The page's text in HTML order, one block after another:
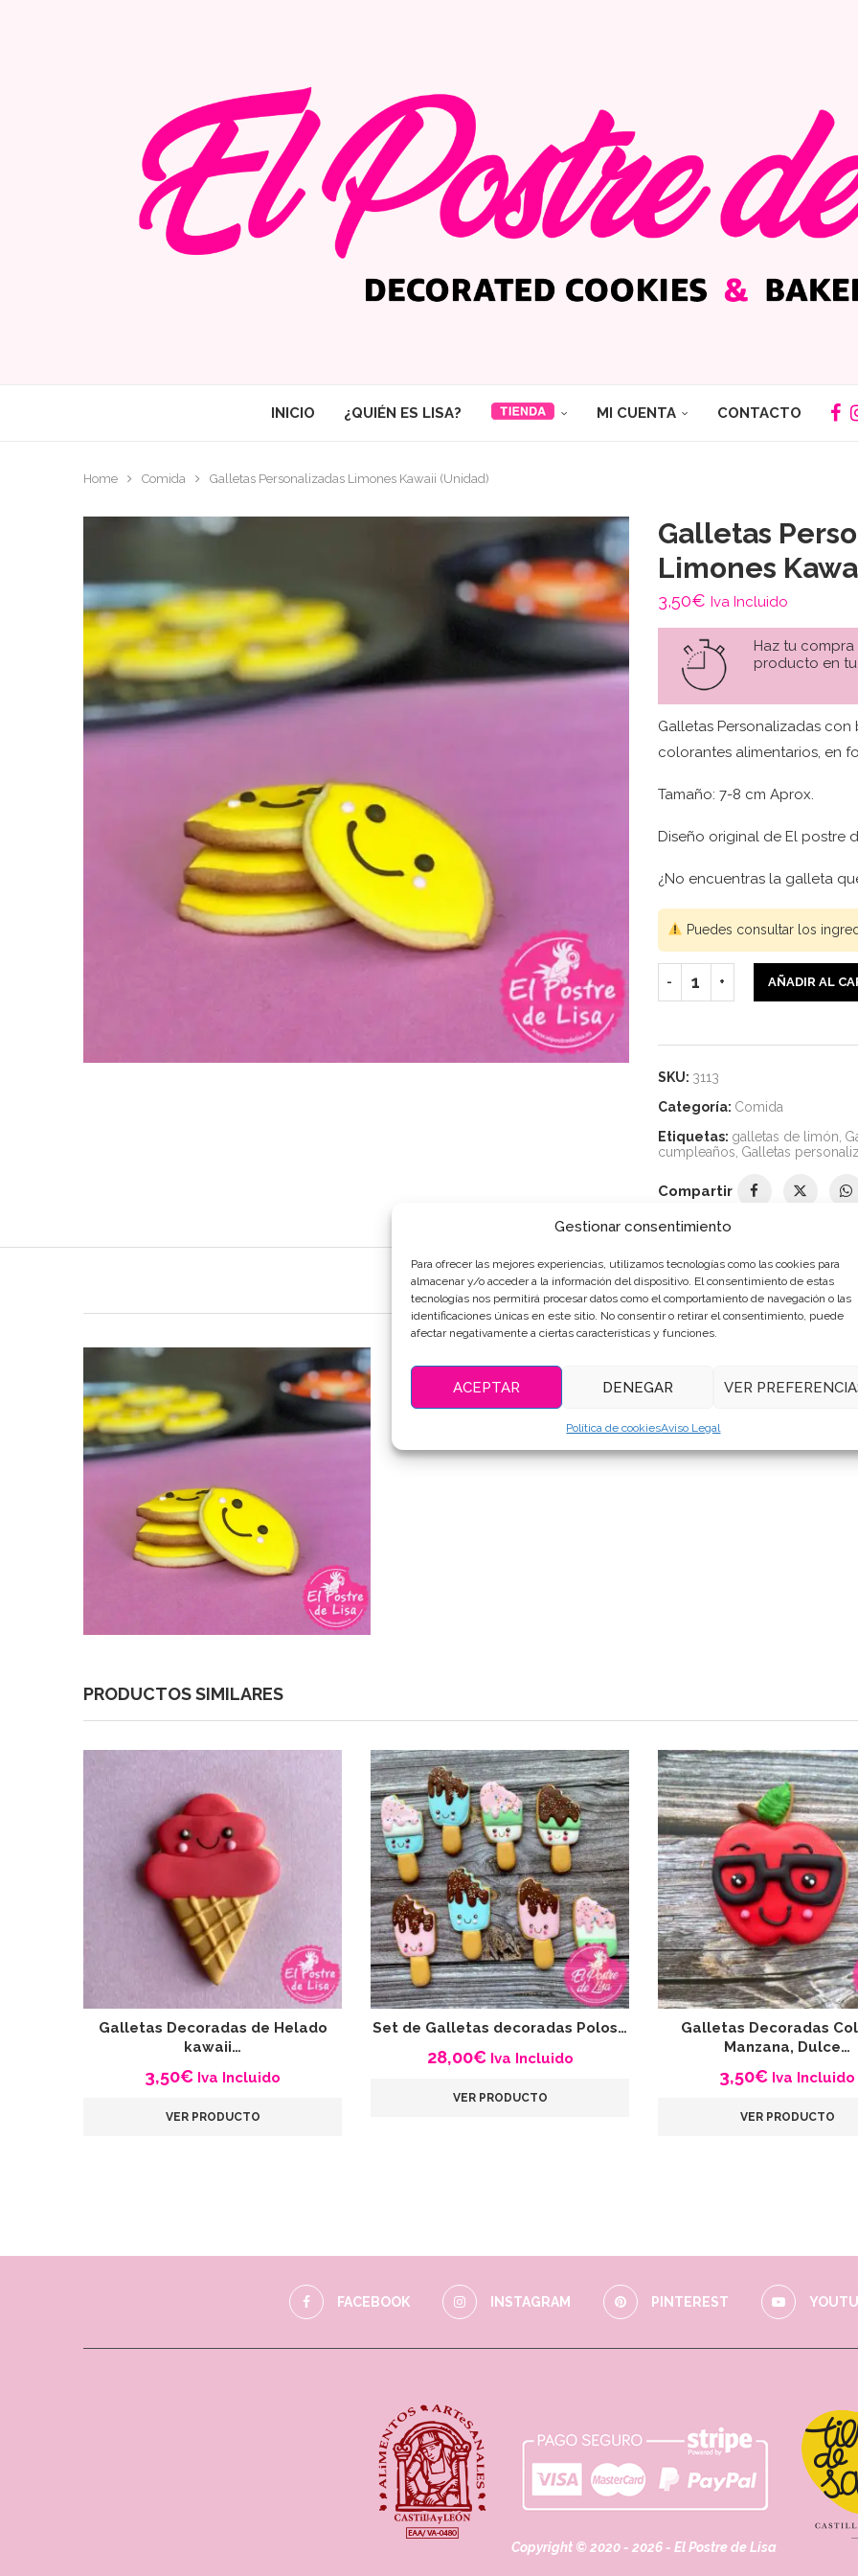
Gestionar consentimiento
Para ofrecer las mejores experiencias, utilizamos tecnologías como las cookies para
almacenar y/o acceder a la información del dispositivo. El consentimiento de estas
tecnologías nos permitirá procesar datos como el comportamiento de navegación o las
identificaciones únicas en este sitio. No consentir o retirar el consentimiento, puede
afectar negativamente a ciertas características y funciones.
ACEPTAR DENEGAR VER
Política de cookiesAviso Legal
INICIO ¿QUIÉN ES LISA? MI CUENTA CONTACTO
Home Comida Galletas Personalizadas Limones Kawaii (Unidad)
Galletas
Limones
3,50€ Iva Incluido
Haz tu
producto en
Galletas Personalizadas
colorantes alimentarios, en
Tamaño: 7-8 cm Aprox.
Diseño original de El postre
¿No encuentras la galleta
Puedes consultar los
AÑADIR AL
SKU: 3113
Categoría: Comida
Etiquetas: galletas de limón
cumpleaños Galletas
Compartir
DESCRIPCIÓN INFORMACIÓN ADICIONAL
PRODUCTOS SIMILARES
Galletas Decoradas de Helado
kawaii…
3,50€ Iva Incluido
VER PRODUCTO
Set de Galletas decoradas Polos…
28,00€ Iva Incluido
VER PRODUCTO
Galletas Decoradas
Manzana, Dulce…
3,50€ Iva Incluido
VER PRODUCTO
FACEBOOK INSTAGRAM PINTEREST
Copyright © 2020 - 2026 - El Postre de Lisa